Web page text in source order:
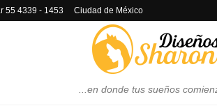
55 4339 - 1453 Ciudad de México
...en donde tus sueños